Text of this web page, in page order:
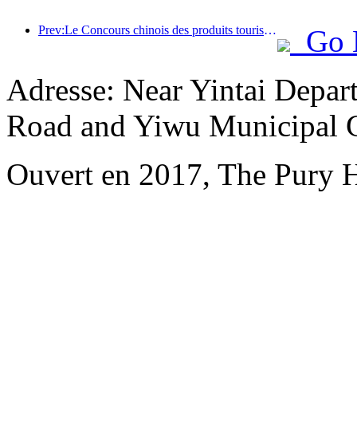
Prev:Le Concours chinois des produits touristiques s'est tenu avec succès à Xiangtan, dans le Hunan.
Go
Adresse: Near Yintai
Road and Yiwu Municipal
Ouvert en 2017, The Pury